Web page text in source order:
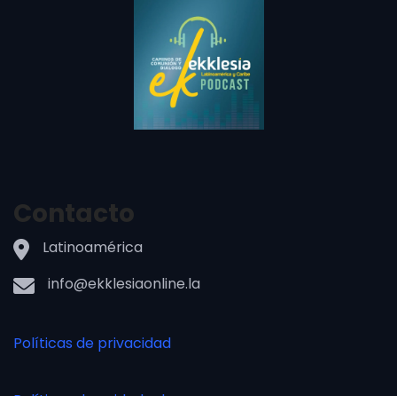
Contacto
Latinoamérica
info@ekklesiaonline.la
Políticas de privacidad